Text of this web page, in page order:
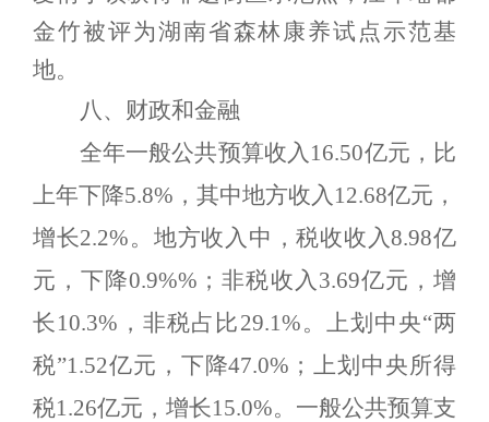
金竹被评为湖南省森林康养试点示范基
地。
八、财政和金融
全年一般公共预算收入 16.50亿元，比
上年下降5.8% ，其中地方收入 12.68亿元，
增长2.2%。地方收入中，税收收入8.98亿
元，下降0.9%% ；非税收入 3.69亿元，增
长 10.3% ，非税占比29.1%。 上划中央“两
税”1.52亿元，下降47.0% ；上划中央所得
税1.26亿元，增长15.0%。一般公共预算支